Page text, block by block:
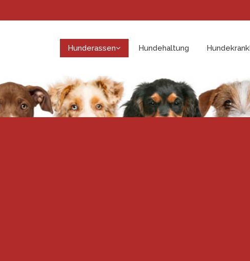
Hunderassen Hundehaltung